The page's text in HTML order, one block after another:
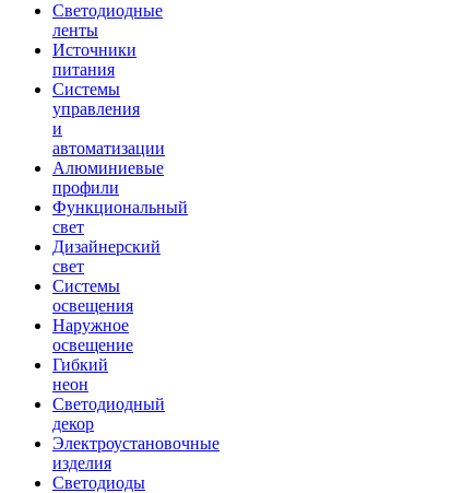
Светодиодные
ленты
Источники
питания
Системы
управления
и
автоматизации
Алюминиевые
профили
Функциональный
свет
Дизайнерский
свет
Системы
освещения
Наружное
освещение
Гибкий
неон
Светодиодный
декор
Электроустановочные
изделия
Светодиоды